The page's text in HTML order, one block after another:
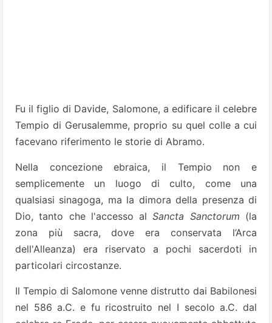
Fu il figlio di Davide, Salomone, a edificare il celebre
Tempio di Gerusalemme, proprio su quel colle a cui
facevano riferimento le storie di Abramo.
Nella concezione ebraica, il Tempio non e
semplicemente un luogo di culto, come una
qualsiasi sinagoga, ma la dimora della presenza di
Dio, tanto che l'accesso alSancta Sanctorum (la
zona più sacra, dove era conservata l’Arca
dell'Alleanza) era riservato a pochi sacerdoti in
particolari circostanze.
Il Tempio di Salomone venne distrutto dai Babilonesi
nel 586 a.C. e fu ricostruito nel I secolo a.C. dal